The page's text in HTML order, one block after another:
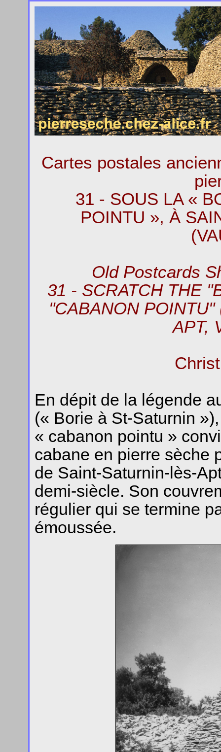
Cartes postales
31 - SOUS LA «
POINTU », À
Old Postcards
31 - SCRATCH THE
"CABANON POINTU"
APT,
En dépit de la légende
(« Borie à St-Saturnin
« cabanon pointu »
cabane en pierre sèche
de Saint-Saturnin-lès-
demi-siècle. Son
régulier qui se termine
émoussée.